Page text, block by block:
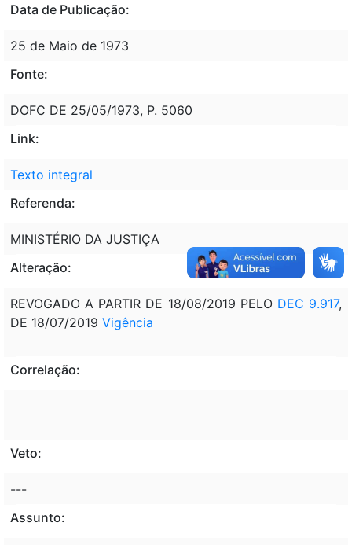
Data de Publicação:
25 de Maio de 1973
Fonte:
DOFC DE 25/05/1973, P. 5060
Link:
Texto integral
Referenda:
MINISTÉRIO DA JUSTIÇA
Alteração:
REVOGADO A PARTIR DE 18/08/2019 PELO DEC 9.917,
DE 18/07/2019 Vigência
Correlação:
Veto:
---
Assunto: